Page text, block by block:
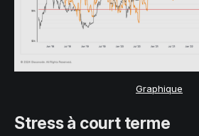
Graphique
Stress à court terme